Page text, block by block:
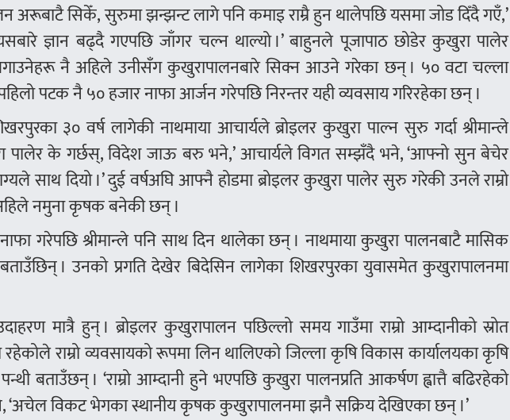
अरूबाटै सिकेँ, सुरुमा झन्झन्ट लागे पनि कमाइ राम्रै हुन थालेपछि यसमा जोड दिँदै गएँ,’
ज्ञान बढ्दै गएपछि जाँगर चल्न थाल्यो ।’ बाहुनले पूजापाठ छोडेर कुखुरा पालेर
नै अहिले उनीसँग कुखुरापालनबारे सिक्न आउने गरेका छन् । ५० वटा चल्ला
पटक नै ५० हजार नाफा आर्जन गरेपछि निरन्तर यही व्यवसाय गरिरहेका छन् ।
३० वर्ष लागेकी नाथमाया आचार्यले ब्रोइलर कुखुरा पाल्न सुरु गर्दा श्रीमान्ले
पालेर के गर्छस्, विदेश जाऊ बरु भने,’ आचार्यले विगत सम्झँदै भने, ‘आफ्नो सुन बेचेर
साथ दियो ।’ दुई वर्षअघि आफ्नै होडमा ब्रोइलर कुखुरा पालेर सुरु गरेकी उनले राम्रो
नमुना कृषक बनेकी छन् ।
गरेपछि श्रीमान्ले पनि साथ दिन थालेका छन् । नाथमाया कुखुरा पालनबाटै मासिक
। उनको प्रगति देखेर बिदेसिन लागेका शिखरपुरका युवासमेत कुखुरापालनमा
मात्रै हुन् । ब्रोइलर कुखुरापालन पछिल्लो समय गाउँमा राम्रो आम्दानीको स्रोत
राम्रो व्यवसायको रूपमा लिन थालिएको जिल्ला कृषि विकास कार्यालयका कृषि
बताउँछन् । ‘राम्रो आम्दानी हुने भएपछि कुखुरा पालनप्रति आकर्षण ह्वात्तै बढिरहेको
‘अचेल विकट भेगका स्थानीय कृषक कुखुरापालनमा झनै सक्रिय देखिएका छन् ।’